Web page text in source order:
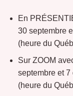
En
30 septembre
(heure du
Sur ZOOM
septembre et
(heure du